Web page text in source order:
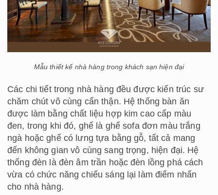
Mẫu thiết kế nhà hàng trong khách sạn hiện đại
Các chi tiết trong nhà hàng đều được kiến trúc sư
chăm chút vô cùng cẩn thận. Hệ thống bàn ăn
được làm bằng chất liệu hợp kim cao cấp màu
đen, trong khi đó, ghế là ghế sofa đơn màu trắng
ngà hoặc ghế có lưng tựa bằng gỗ, tất cả mang
đến không gian vô cùng sang trọng, hiện đại. Hệ
thống đèn là đèn âm trần hoặc đèn lồng phá cách
vừa có chức năng chiếu sáng lại làm điểm nhấn
cho nhà hàng.